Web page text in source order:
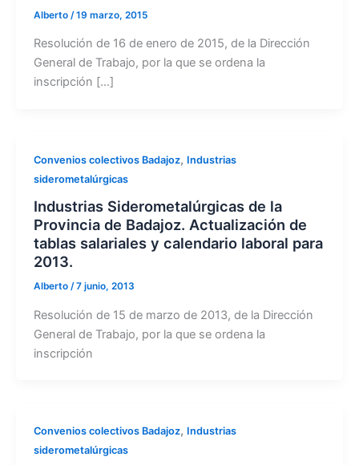
Alberto /19 marzo, 2015
Resolución de 16 de enero de 2015, de la Dirección
General de Trabajo, por la que se ordena la
inscripción […]
Convenios colectivos Badajoz, Industrias
siderometalúrgicas
Industrias Siderometalúrgicas de la
Provincia de Badajoz. Actualización de
tablas salariales y calendario laboral para
2013.
Alberto /7 junio, 2013
Resolución de 15 de marzo de 2013, de la Dirección
General de Trabajo, por la que se ordena la
inscripción
Convenios colectivos Badajoz, Industrias
siderometalúrgicas